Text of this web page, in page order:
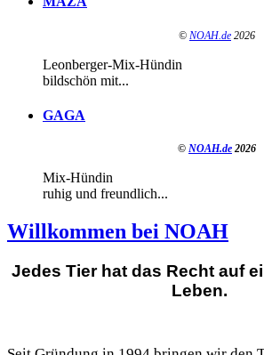
© NOAH.de 2026
Leonberger-Mix-Hündin
bildschön mit...
GAGA
© NOAH.de 2026
Mix-Hündin
ruhig und freundlich...
Willkommen bei NOAH
Jedes Tier hat das Recht auf
Leben.